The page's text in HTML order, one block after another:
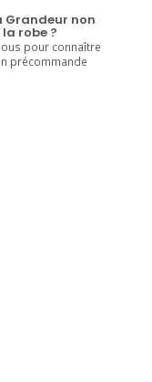
Grandeur non
robe ?
pour connaître
précommande